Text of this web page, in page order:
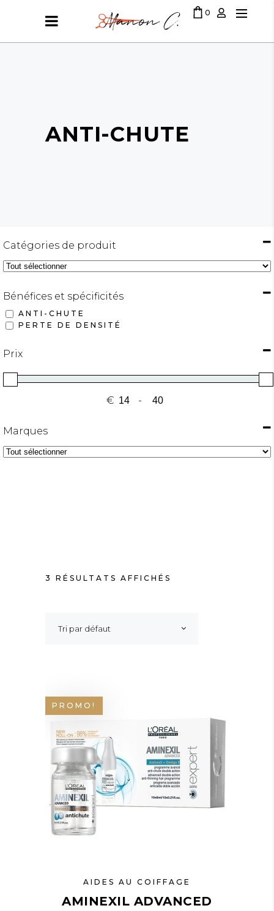
0
LE PANIER EST VIDE
ANTI-CHUTE
Catégories de produit
Bénéfices et spécificités
ANTI-CHUTE
PERTE DE DENSITÉ
Prix
€ MINIMUM PRICE
-MAXIMUM PRICE
Marques
3 RÉSULTATS AFFICHÉS
Tri par défaut
PROMO!
AIDES AU COIFFAGE
AMINEXIL ADVANCED